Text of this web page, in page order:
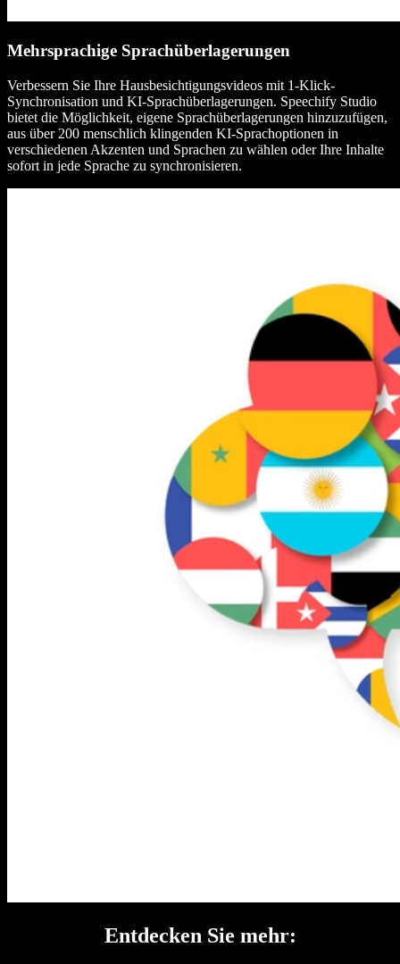
Mehrsprachige Sprachüberlagerungen
Verbessern Sie Ihre Hausbesichtigungsvideos mit 1-Klick-
Synchronisation und KI-Sprachüberlagerungen. Speechify Studio
bietet die Möglichkeit, eigene Sprachüberlagerungen hinzuzufügen,
aus über 200 menschlich klingenden KI-Sprachoptionen in
verschiedenen Akzenten und Sprachen zu wählen oder Ihre Inhalte
sofort in jede Sprache zu synchronisieren.
Entdecken Sie mehr: